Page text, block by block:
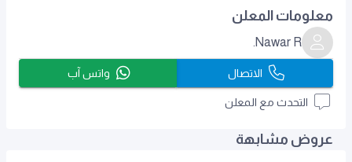
معلومات المعلن
Nawar R.
الاتصال واتس آب
التحدث مع المعلن
عروض مشابهة